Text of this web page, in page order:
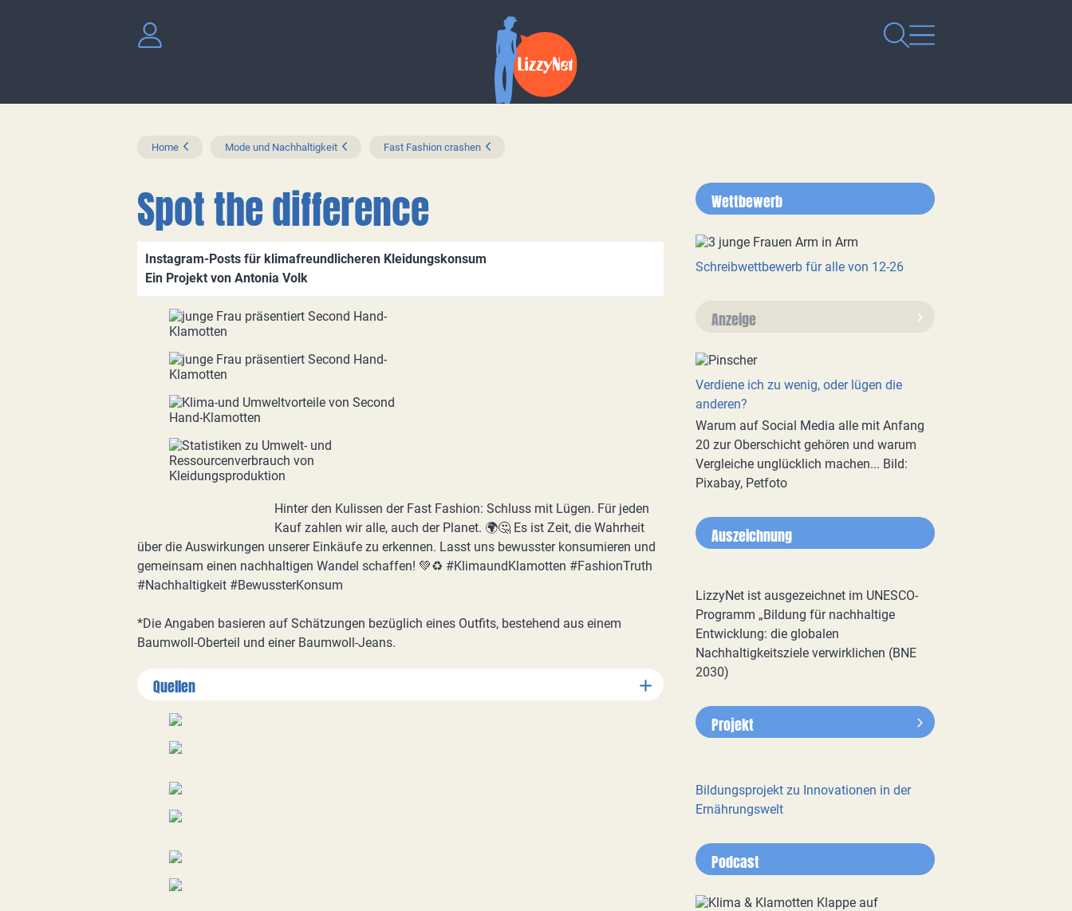
Home Mode und Nachhaltigkeit Fast Fashion crashen
Spot the difference
Instagram-Posts für klimafreundlicheren Kleidungskonsum
Ein Projekt von Antonia Volk
Hinter den Kulissen der Fast Fashion: Schluss mit Lügen. Für jeden
Kauf zahlen wir alle, auch der Planet. 🌍🤔 Es ist Zeit, die Wahrheit
über die Auswirkungen unserer Einkäufe zu erkennen. Lasst uns bewusster konsumieren und
gemeinsam einen nachhaltigen Wandel schaffen! 💚♻️ #KlimaundKlamotten #FashionTruth
#Nachhaltigkeit #BewussterKonsum
*Die Angaben basieren auf Schätzungen bezüglich eines Outfits, bestehend aus einem
Baumwoll-Oberteil und einer Baumwoll-Jeans.
Quellen
Wettbewerb
Schreibwettbewerb für alle von 12-26
Anzeige
Verdiene ich zu wenig, oder lügen die
anderen?
Warum auf Social Media alle mit Anfang
20 zur Oberschicht gehören und warum
Vergleiche unglücklich machen... Bild:
Pixabay, Petfoto
Auszeichnung
LizzyNet ist ausgezeichnet im UNESCO-
Programm „Bildung für nachhaltige
Entwicklung: die globalen
Nachhaltigkeitsziele verwirklichen (BNE
2030)
Projekt
Bildungsprojekt zu Innovationen in der
Ernährungswelt
Podcast